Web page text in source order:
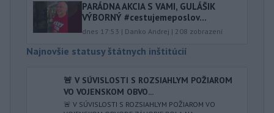
PARÁDNA AKCIA S VAMI, GULÁŠIK
VÝBORNÝ #cestujemeposlov...
dnes 17:53 | Danko Andrej | 208 zobrazení
Najnovšie statusy štátnych inštitúcií
🚨 V SÚVISLOSTI S ROZSIAHLYM POŽIAROM
VO VOJENSKOM OBVO...
🚨 V SÚVISLOSTI S ROZSIAHLYM POŽIAROM VO